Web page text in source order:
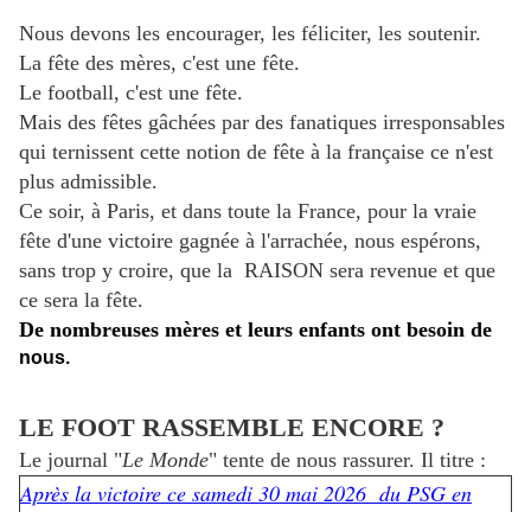
Nous devons les encourager, les féliciter, les soutenir.
La fête des mères, c'est une fête.
Le football, c'est une fête.
Mais des fêtes gâchées par des fanatiques irresponsables
qui ternissent cette notion de fête à la française ce n'est
plus admissible.
Ce soir, à Paris, et dans toute la France, pour la vraie
fête d'une victoire gagnée à l'arrachée, nous espérons,
sans trop y croire, que la RAISON sera revenue et que
ce sera la fête.
De nombreuses mères et leurs enfants ont besoin de
nous.
LE FOOT RASSEMBLE ENCORE ?
Le journal "Le Monde" tente de nous rassurer. Il titre :
Après la victoire ce samedi 30 mai 2026 du PSG en